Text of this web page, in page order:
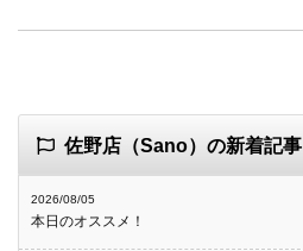
佐野店（Sano）の新着記事
2026/08/05
本日のオススメ！